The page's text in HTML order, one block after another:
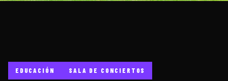
EDUCACIÓN SALA DE CONCIERTOS